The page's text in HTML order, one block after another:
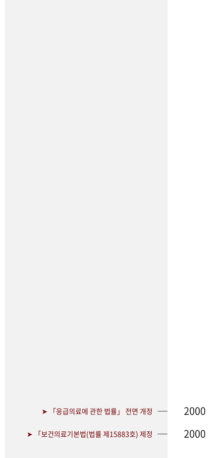
➤ 「응급의료에 관한 법률」 전면 개정 2000
➤ 「보건의료기본법(법률 제15883호) 제정 2000